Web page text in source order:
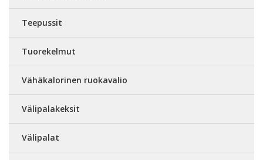
Teepussit
Tuorekelmut
Vähäkalorinen ruokavalio
Välipalakeksit
Välipalat